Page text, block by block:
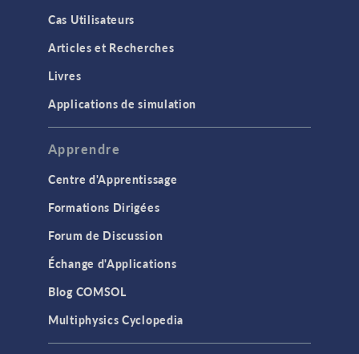
Cas Utilisateurs
Articles et Recherches
Livres
Applications de simulation
Apprendre
Centre d'Apprentissage
Formations Dirigées
Forum de Discussion
Échange d'Applications
Blog COMSOL
Multiphysics Cyclopedia